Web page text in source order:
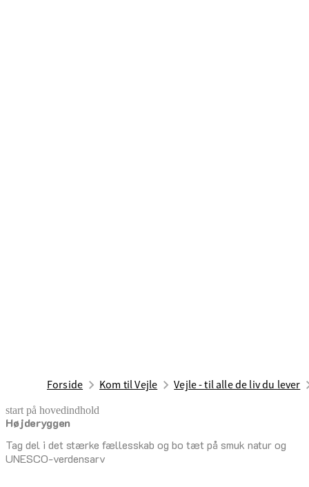
Forside Kom til Vejle Vejle - til alle de liv du lever
start på hovedindhold
Højderyggen
Tag del i det stærke fællesskab og bo tæt på smuk natur og
UNESCO-verdensarv
senest opdateret 17. februar 2026